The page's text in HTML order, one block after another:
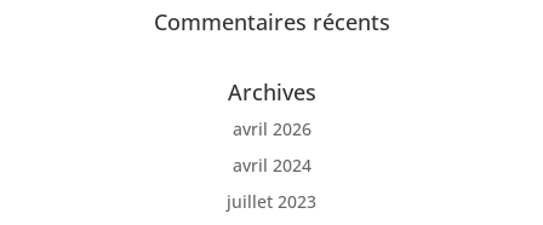
Commentaires récents
Archives
avril 2026
avril 2024
juillet 2023